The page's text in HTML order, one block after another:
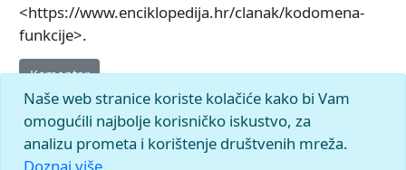
<https://www.enciklopedija.hr/clanak/kodomena-
funkcije>.
Komentar
Naše web stranice koriste kolačiće kako bi Vam
omogućili najbolje korisničko iskustvo, za
analizu prometa i korištenje društvenih mreža.
Doznaj više.